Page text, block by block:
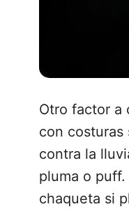
Otro factor a
con costuras
contra la
pluma o
chaqueta si